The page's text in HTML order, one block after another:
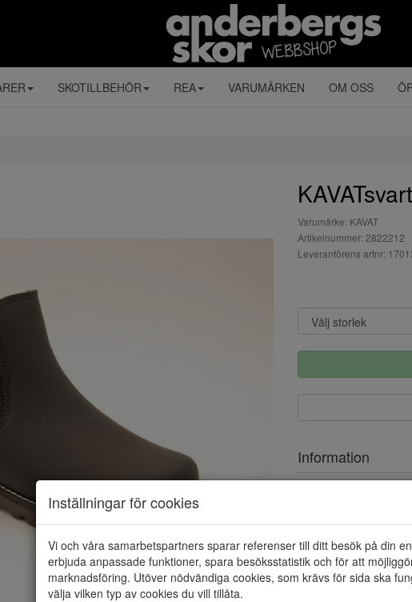
SKOTILLBEHÖR REA VARUMÄRKEN OM OSS
Varumärke: KAVAT
Artikelnummer: 2822212
Leverantörens artnr:
Information
Övrigt
Inställningar för cookies
Vi och våra samarbetspartners sparar referenser till ditt besök på din
erbjuda anpassade funktioner, spara besöksstatistik och för att
marknadsföring. Utöver nödvändiga cookies, som krävs för sida ska
välja vilken typ av cookies du vill tillåta.